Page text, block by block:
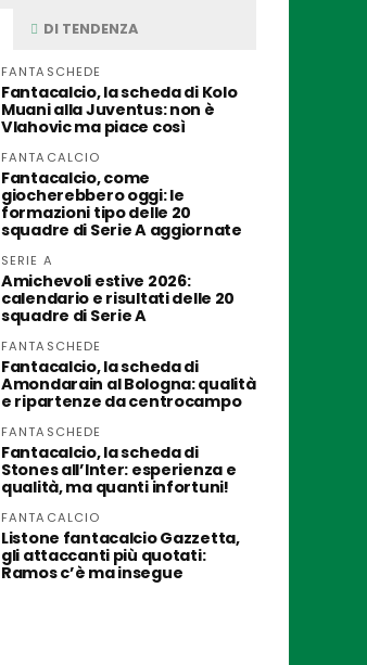
DI TENDENZA
FANTASCHEDE
Fantacalcio, la scheda di Kolo
Muani alla Juventus: non è
Vlahovic ma piace così
FANTACALCIO
Fantacalcio, come
giocherebbero oggi: le
formazioni tipo delle 20
squadre di Serie A aggiornate
SERIE A
Amichevoli estive 2026:
calendario e risultati delle 20
squadre di Serie A
FANTASCHEDE
Fantacalcio, la scheda di
Amondarain al Bologna: qualità
e ripartenze da centrocampo
FANTASCHEDE
Fantacalcio, la scheda di
Stones all’Inter: esperienza e
qualità, ma quanti infortuni!
FANTACALCIO
Listone fantacalcio Gazzetta,
gli attaccanti più quotati:
Ramos c’è ma insegue